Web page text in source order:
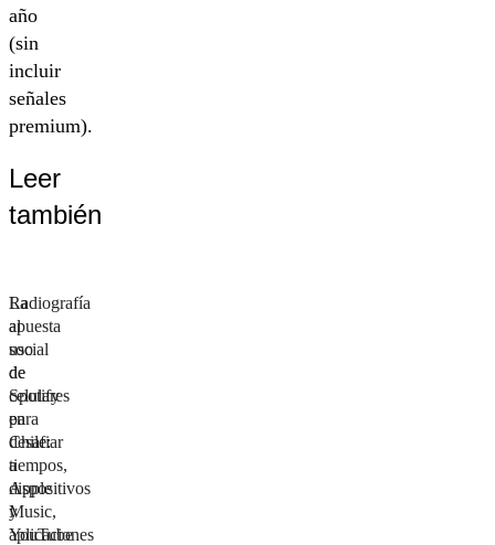
año
(sin
incluir
señales
premium).
Leer
también
La
apuesta
social
de
Spotify
para
desafiar
a
Apple
Music,
YouTube
Radiografía
al
uso
de
celulares
en
Chile:
tiempos,
dispositivos
y
aplicaciones